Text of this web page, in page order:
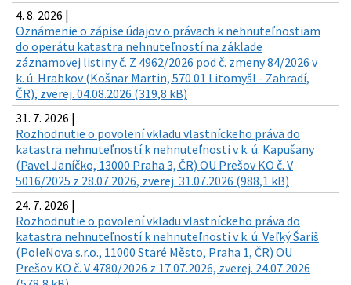
4. 8. 2026 |
Oznámenie o zápise údajov o právach k nehnuteľnostiam
do operátu katastra nehnuteľností na základe
záznamovej listiny č. Z 4962/2026 pod č. zmeny 84/2026 v
k. ú. Hrabkov (Košnar Martin, 570 01 Litomyšl - Zahradí,
ČR), zverej. 04.08.2026 (319,8 kB)
31. 7. 2026 |
Rozhodnutie o povolení vkladu vlastníckeho práva do
katastra nehnuteľností k nehnuteľnosti v k. ú. Kapušany
(Pavel Janíčko, 13000 Praha 3, ČR) OU Prešov KO č. V
5016/2025 z 28.07.2026, zverej. 31.07.2026 (988,1 kB)
24. 7. 2026 |
Rozhodnutie o povolení vkladu vlastníckeho práva do
katastra nehnuteľností k nehnuteľnosti v k. ú. Veľký Šariš
(PoleNova s.r.o., 11000 Staré Město, Praha 1, ČR) OU
Prešov KO č. V 4780/2026 z 17.07.2026, zverej. 24.07.2026